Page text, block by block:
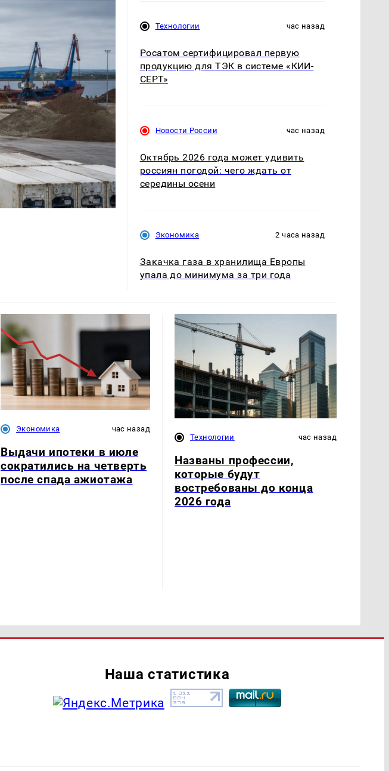
Технологии час назад
Росатом сертифицировал первую
продукцию для ТЭК в системе «КИИ-
СЕРТ»
Новости России час назад
Октябрь 2026 года может удивить
россиян погодой: чего ждать от
середины осени
Экономика 2 часа назад
Закачка газа в хранилища Европы
упала до минимума за три года
Экономика час назад
Выдачи ипотеки в июле
сократились на четверть
после спада ажиотажа
Технологии час назад
Названы профессии,
которые будут
востребованы до конца
2026 года
Наша статистика